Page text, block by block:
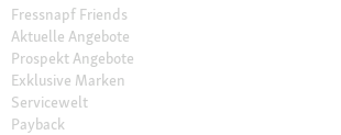
Fressnapf Friends
Aktuelle Angebote
Prospekt Angebote
Exklusive Marken
Servicewelt
Payback